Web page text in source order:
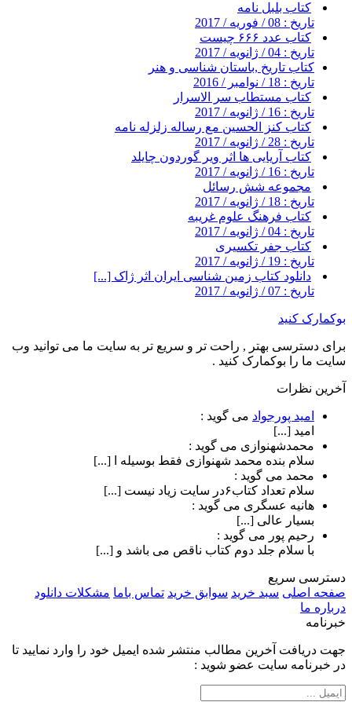
کتاب بلبل نامه
تاریخ : 08 / فوریه / 2017
کتاب عدد ۶۶۶ چیست
تاریخ : 04 / ژانویه / 2017
کتاب تاریخ ,باستان شناسی و هنر
تاریخ : 18 / نوامبر / 2016
کتاب مستطاب سر الاسرار
تاریخ : 16 / ژانویه / 2017
کتاب کنز الحسین مع رساله زلزله نامه
تاریخ : 28 / ژانویه / 2017
کتاب آریایی ها اثر ویر گوردون چایلد
تاریخ : 16 / ژانویه / 2017
مجموعه شش رسائل
تاریخ : 18 / ژانویه / 2017
کتاب فرهنگ علوم غریبه
تاریخ : 04 / ژانویه / 2017
کتاب جفر تکسیری
تاریخ : 19 / ژانویه / 2017
دانلود کتاب زمین شناسی ایران اثر ژاک [...]
تاریخ : 07 / ژانویه / 2017
بوکمارک کنید
برای دسترسی بهتر , راحت تر و سریع تر به سایت ما می توانید وب
سایت ما را بوکمارک کنید .
آخرین نظرات
امید پورجواد می گوید :
امید [...]
محمدشهنوازی می گوید :
سلام بنده محمد شهنوازی فقط بوسیله ا [...]
محمد می گوید :
سلام تعداد کتاب۶در سایت زیاد نیست [...]
هانیه عسگری می گوید :
بسیار عالی [...]
رحیم پور می گوید :
با سلام جلد دوم کتاب ناقص می باشد و [...]
دسترسی سریع
صفحه اصلی سبد خرید سوابق خرید تماس باما مشکلات دانلود
درباره ما
خبرنامه
جهت دریافت آخرین مطالب منتشر شده ایمیل خود را وارد نمایید تا
در خبرنامه سایت عضو شوید :